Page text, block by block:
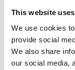
This website
We use cookies
provide social
We also share
our social media,